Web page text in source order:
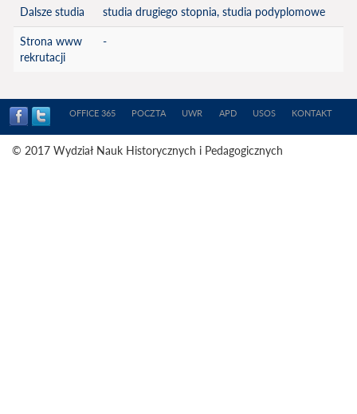
Dalsze studia studia drugiego stopnia, studia podyplomowe
Strona www
rekrutacji
-
OFFICE 365 POCZTA UWR APD USOS KONTAKT
© 2017 Wydział Nauk Historycznych i Pedagogicznych